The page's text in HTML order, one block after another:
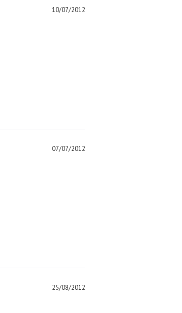
10/07/2012
07/07/2012
25/08/2012